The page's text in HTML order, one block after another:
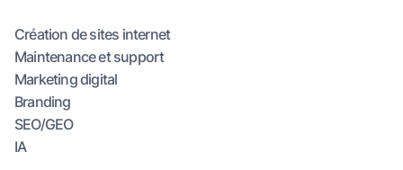
Création de sites internet
Maintenance et support
Marketing digital
Branding
SEO/GEO
IA